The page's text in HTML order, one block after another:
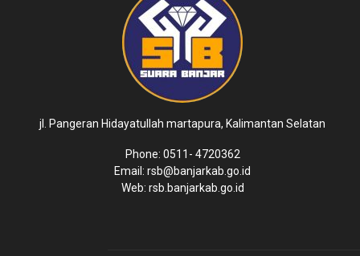
jl. Pangeran Hidayatullah martapura, Kalimantan Selatan
Phone: 0511- 4720362
Email: rsb@banjarkab.go.id
Web: rsb.banjarkab.go.id